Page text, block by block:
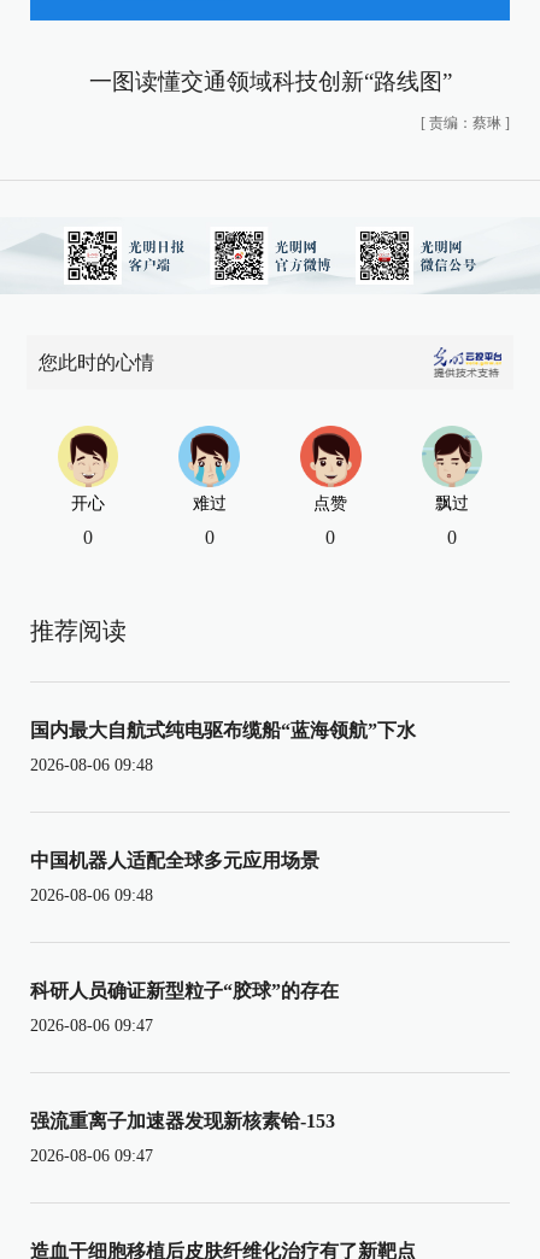
一图读懂交通领域科技创新“路线图”
[ 责编：蔡琳 ]
您此时的心情
开心
0
难过
0
点赞
0
飘过
0
推荐阅读
国内最大自航式纯电驱布缆船“蓝海领航”下水
2026-08-06 09:48
中国机器人适配全球多元应用场景
2026-08-06 09:48
科研人员确证新型粒子“胶球”的存在
2026-08-06 09:47
强流重离子加速器发现新核素铪-153
2026-08-06 09:47
造血干细胞移植后皮肤纤维化治疗有了新靶点